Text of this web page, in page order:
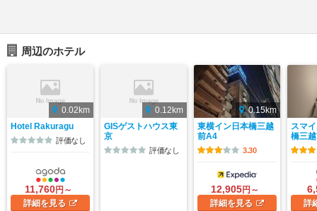
周辺のホテル
0.02km
Hotel Rakuragu
評価なし
11,760円～
詳細を見る
0.12km
GISゲストハウス東
京
評価なし
0.15km
東横イン日本橋三越
前A4
3.30
12,905円～
詳細を見る
スマ
橋三
詳